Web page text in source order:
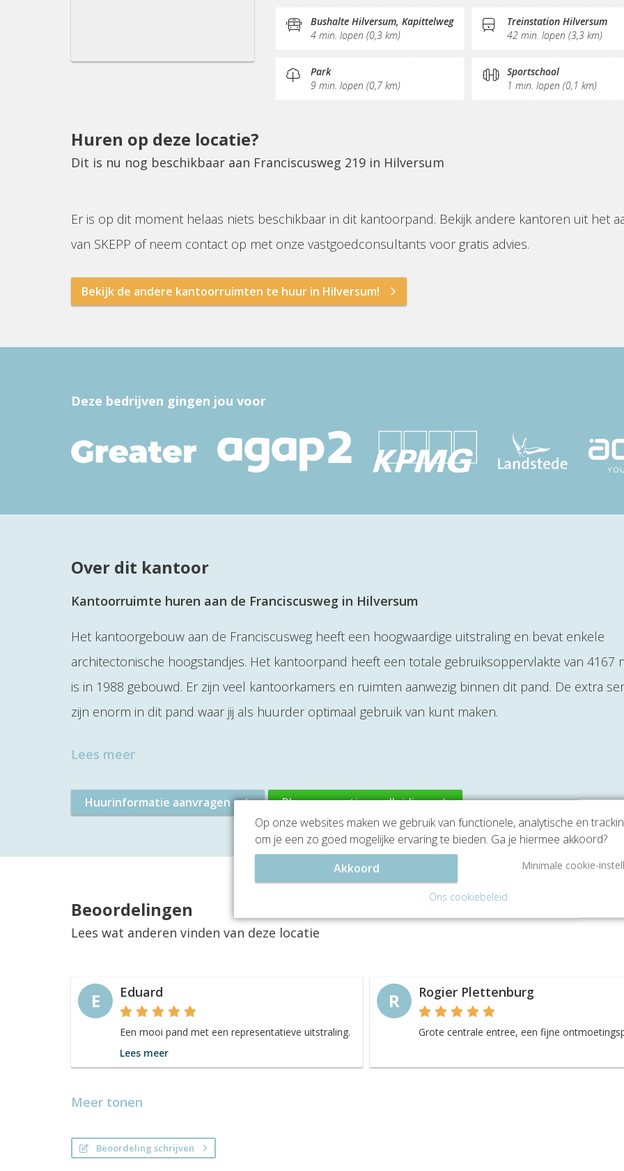
Fitnessruimte
Bushalte Hilversum, Kapittelweg
4 min. lopen (0,3 km)
Treinstation Hilversum
42 min. lopen (3,3 km)
Park
9 min. lopen (0,7 km)
Sportschool
1 min. lopen (0,1 km)
Huren op deze locatie?
Dit is nu nog beschikbaar aan Franciscusweg 219 in Hilversum
Er is op dit moment helaas niets beschikbaar in dit kantoorpand. Bekijk andere kantoren uit het
van SKEPP of neem contact op met onze vastgoedconsultants voor gratis advies.
Bekijk de andere kantoorruimten te huur in Hilversum!
Deze bedrijven gingen jou voor
Over dit kantoor
Kantoorruimte huren aan de Franciscusweg in Hilversum
Het kantoorgebouw aan de Franciscusweg heeft een hoogwaardige uitstraling en bevat enkele
architectonische hoogstandjes. Het kantoorpand heeft een totale gebruiksoppervlakte van 4167
is in 1988 gebouwd. Er zijn veel kantoorkamers en ruimten aanwezig binnen dit pand. De extra
zijn enorm in dit pand waar jij als huurder optimaal gebruik van kunt maken.
Lees meer
Huurinformatie aanvragen Plan een gratis rondleiding
Beoordelingen
Lees wat anderen vinden van deze locatie
E Eduard
Een mooi pand met een representatieve uitstraling.
Lees meer
R Rogier Plettenburg
Grote centrale entree, een fijne
Meer tonen
Beoordeling schrijven
Op onze websites maken we gebruik van functionele, analytische en
om je een zo goed mogelijke ervaring te bieden. Ga je hiermee akkoord?
Akkoord
Minimale cookie-
Ons cookiebeleid